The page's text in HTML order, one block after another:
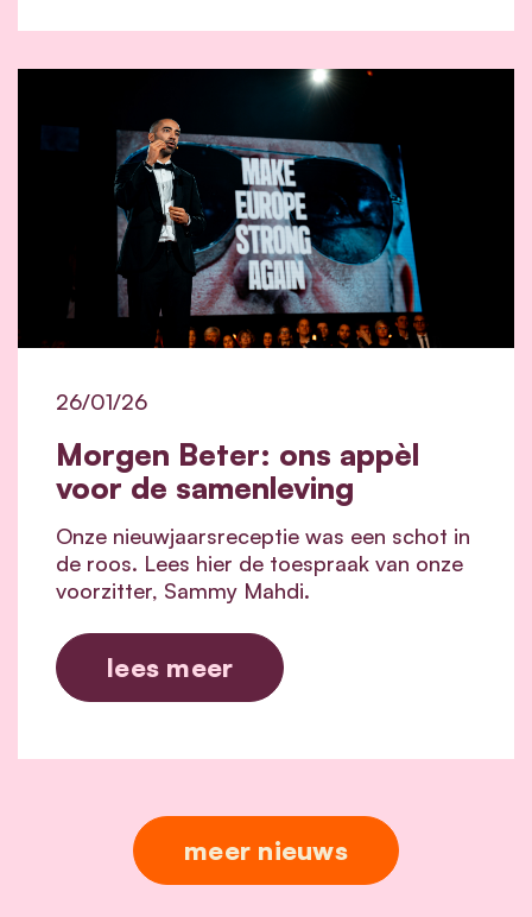
Morgen Beter: ons appèl
voor de samenleving
26/01/26
Onze nieuwjaarsreceptie was een schot in
de roos. Lees hier de toespraak van onze
voorzitter, Sammy Mahdi.
lees meer
meer nieuws